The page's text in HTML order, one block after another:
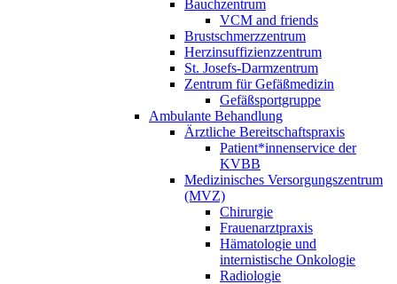
Bauchzentrum
VCM and friends
Brustschmerzzentrum
Herzinsuffizienzzentrum
St. Josefs-Darmzentrum
Zentrum für Gefäßmedizin
Gefäßsportgruppe
Ambulante Behandlung
Ärztliche Bereitschaftspraxis
Patient*innenservice der
KVBB
Medizinisches Versorgungszentrum
(MVZ)
Chirurgie
Frauenarztpraxis
Hämatologie und
internistische Onkologie
Radiologie